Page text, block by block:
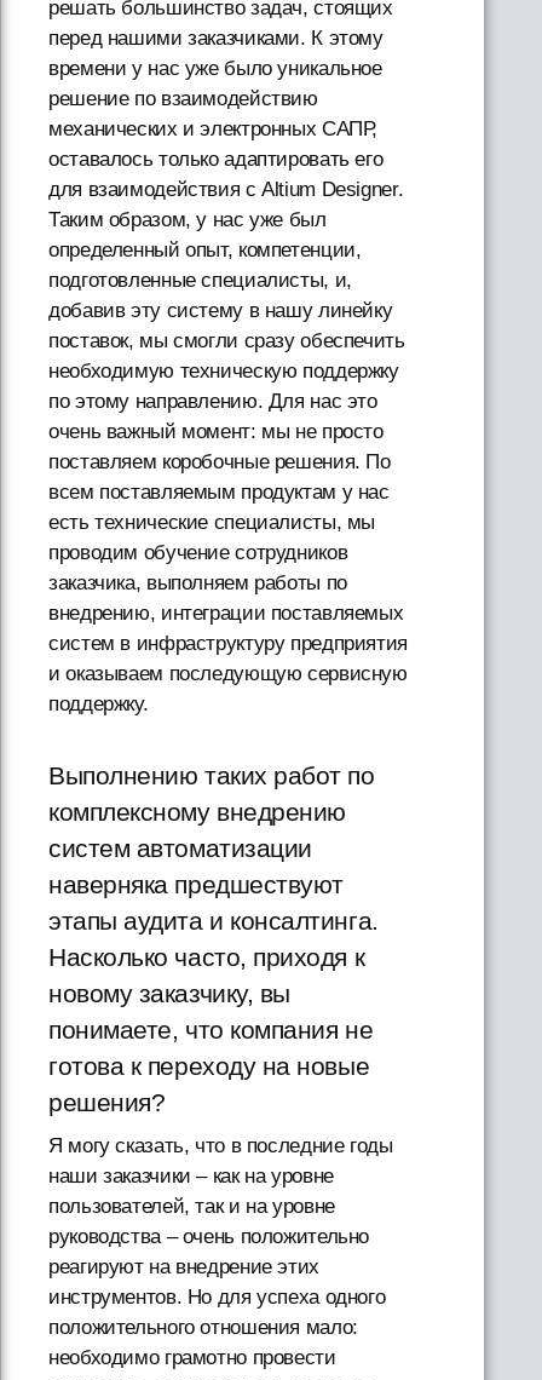
решать большинство задач, стоящих
перед нашими заказчиками. К этому
времени у нас уже было уникальное
решение по взаимодействию
механических и электронных САПР,
оставалось только адаптировать его
для взаимодействия с Altium Designer.
Таким образом, у нас уже был
определенный опыт, компетенции,
подготовленные специалисты, и,
добавив эту систему в нашу линейку
поставок, мы смогли сразу обеспечить
необходимую техническую поддержку
по этому направлению. Для нас это
очень важный момент: мы не просто
поставляем коробочные решения. По
всем поставляемым продуктам у нас
есть технические специалисты, мы
проводим обучение сотрудников
заказчика, выполняем работы по
внедрению, интеграции поставляемых
систем в инфраструктуру предприятия
и оказываем последующую сервисную
поддержку.
Выполнению таких работ по
комплексному внедрению
систем автоматизации
наверняка предшествуют
этапы аудита и консалтинга.
Насколько часто, приходя к
новому заказчику, вы
понимаете, что компания не
готова к переходу на новые
решения?
Я могу сказать, что в последние годы
наши заказчики – как на уровне
пользователей, так и на уровне
руководства – очень положительно
реагируют на внедрение этих
инструментов. Но для успеха одного
положительного отношения мало:
необходимо грамотно провести